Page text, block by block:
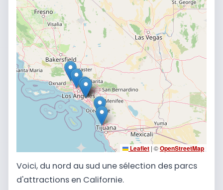
Leaflet | ©OpenStreetMap
Voici, du nord au sud une sélection des parcs
d'attractions en Californie.